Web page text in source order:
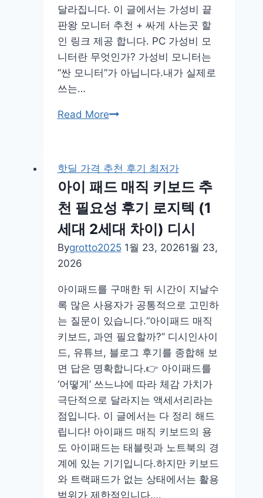
달라집니다. 이 글에서는 가성비 끝
판왕 모니터 추천 + 싸게 사는곳 할
인 링크 제공 합니다. PC 가성비 모
니터란 무엇인가? 가성비 모니터는
“싼 모니터”가 아닙니다.내가 실제로
쓰는…
Read MorePC
가
성
비
모
니
터
천
디
시
구
매
사
이
트
핫딜 가격 추천 후기 최저가
아이 패드 매직 키보드 추
천 필요성 후기 로지텍 (1
세대 2세대 차이) 디시
Bygrotto2025 1월 23, 20261월 23,
2026
아이패드를 구매한 뒤 시간이 지날수
록 많은 사용자가 공통적으로 고민하
는 질문이 있습니다.“아이패드 매직
키보드, 과연 필요할까?” 디시인사이
드, 유튜브, 블로그 후기를 종합해 보
면 답은 명확합니다.👉 아이패드를
‘어떻게’ 쓰느냐에 따라 체감 가치가
극단적으로 달라지는 액세서리라는
점입니다. 이 글에서는 다 정리 해드
립니다! 아이패드 매직 키보드의 용
도 아이패드는 태블릿과 노트북의 경
계에 있는 기기입니다.하지만 키보드
와 트랙패드가 없는 상태에서는 활용
범위가 제한적입니다….